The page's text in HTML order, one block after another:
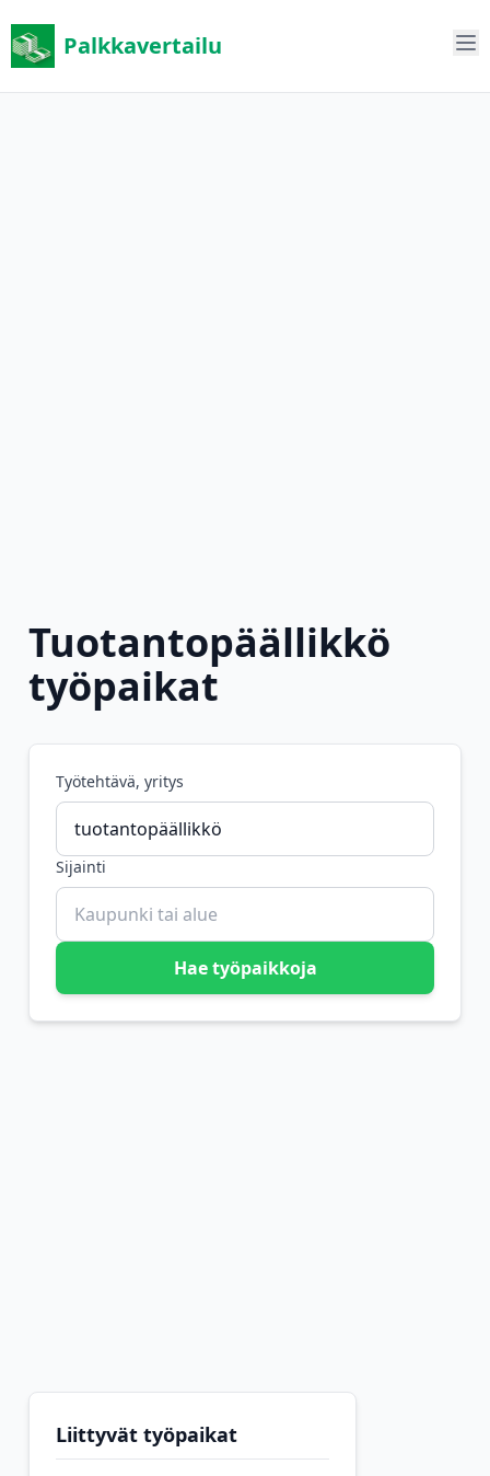
Palkkavertailu
Tuotantopäällikkö
työpaikat
Työtehtävä, yritys
Sijainti
Hae työpaikkoja
Liittyvät työpaikat